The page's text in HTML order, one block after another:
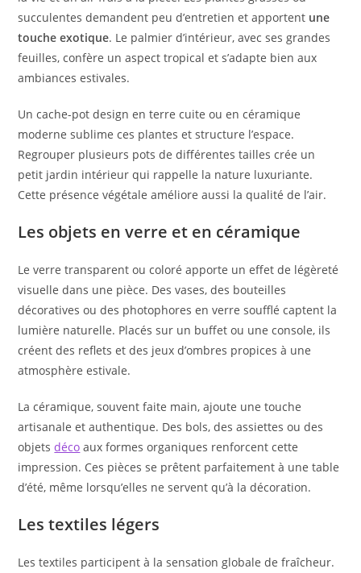
succulentes demandent peu d’entretien et apportent une
touche exotique. Le palmier d’intérieur, avec ses grandes
feuilles, confère un aspect tropical et s’adapte bien aux
ambiances estivales.
Un cache-pot design en terre cuite ou en céramique
moderne sublime ces plantes et structure l’espace.
Regrouper plusieurs pots de différentes tailles crée un
petit jardin intérieur qui rappelle la nature luxuriante.
Cette présence végétale améliore aussi la qualité de l’air.
Les objets en verre et en céramique
Le verre transparent ou coloré apporte un effet de légèreté
visuelle dans une pièce. Des vases, des bouteilles
décoratives ou des photophores en verre soufflé captent la
lumière naturelle. Placés sur un buffet ou une console, ils
créent des reflets et des jeux d’ombres propices à une
atmosphère estivale.
La céramique, souvent faite main, ajoute une touche
artisanale et authentique. Des bols, des assiettes ou des
objetsdéco aux formes organiques renforcent cette
impression. Ces pièces se prêtent parfaitement à une table
d’été, même lorsqu’elles ne servent qu’à la décoration.
Les textiles légers
Les textiles participent à la sensation globale de fraîcheur.